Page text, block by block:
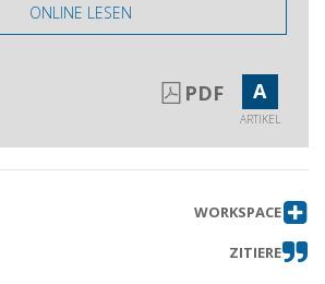
ONLINE LESEN
PDF A
ARTIKEL
WORKSPACE
ZITIERE